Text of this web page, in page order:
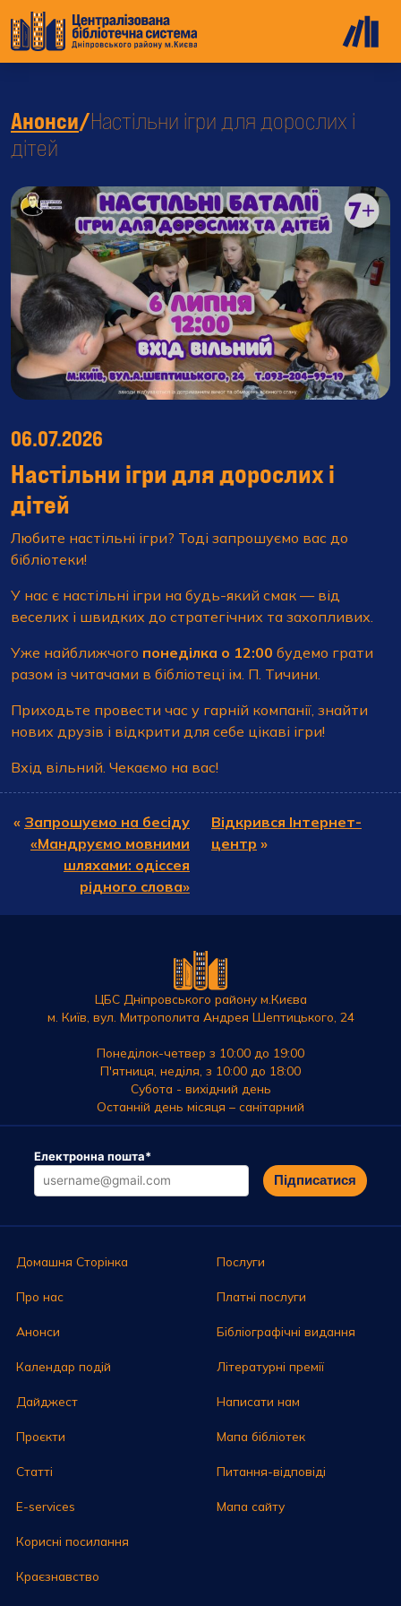
Анонси/Настільни ігри для дорослих і
дітей
06.07.2026
Настільни ігри для дорослих і
дітей
Любите настільні ігри? Тоді запрошуємо вас до
бібліотеки!
У нас є настільні ігри на будь-який смак — від
веселих і швидких до стратегічних та захопливих.
Уже найближчого понеділка о 12:00 будемо грати
разом із читачами в бібліотеці ім. П. Тичини.
Приходьте провести час у гарній компанії, знайти
нових друзів і відкрити для себе цікаві ігри!
Вхід вільний. Чекаємо на вас!
« Запрошуємо на бесіду
«Мандруємо мовними
шляхами: одіссея
рідного слова»
Відкрився Інтернет-
центр »
ЦБС Дніпровського району м.Києва
м. Київ, вул. Митрополита Андрея Шептицького, 24
Понеділок-четвер з 10:00 до 19:00
П'ятниця, неділя, з 10:00 до 18:00
Субота - вихідний день
Останній день місяця – санітарний
Електронна пошта*
Підписатися
Домашня Сторінка
Про нас
Анонси
Календар подій
Дайджест
Проєкти
Статті
E-services
Корисні посилання
Краєзнавство
Послуги
Платні послуги
Бібліографічні видання
Літературні премії
Написати нам
Мапа бібліотек
Питання-відповіді
Мапа сайту